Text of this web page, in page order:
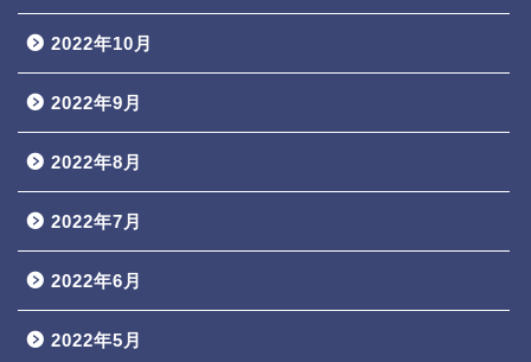
2022年10月
2022年9月
2022年8月
2022年7月
2022年6月
2022年5月